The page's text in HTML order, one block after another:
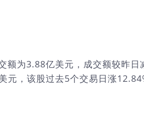
为3.88亿美元，成交额较昨
，该股过去5个交易日涨